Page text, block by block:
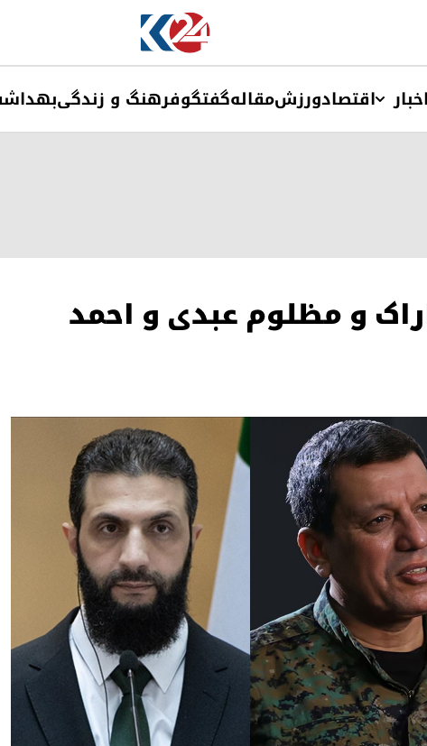
اخبار اقتصادورزشمقالهگفتگوفرهنگ و زندگی
و مظلوم عبدی و احمد